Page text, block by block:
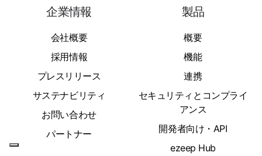
企業情報
会社概要
採用情報
プレスリリース
サステナビリティ
お問い合わせ
パートナー
製品
概要
機能
連携
セキュリティとコンプライ
アンス
開発者向け・API
ezeep Hub